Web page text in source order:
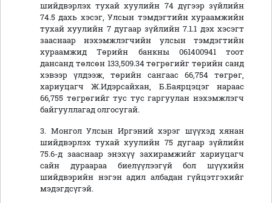
шийдвэрлэх тухай хуулийн 74 дүгээр зүйлийн
74.5 дахь хэсэг, Улсын тэмдэгтийн хураамжийн
тухай хуулийн 7 дугаар зүйлийн 7.1.1 дэх хэсэгт
зааснаар нэхэмжлэгчийн улсын тэмдэгтийн
хураамжид Төрийн банкны 061400941 тоот
дансанд төлсөн 133,509.34 төгрөгийг төрийн санд
хэвээр үлдээж, төрийн сангаас 66,754 төгрөг,
хариуцагч Ж.Идэрсайхан, Б.Баярцэцэг нараас
66,755 төгрөгийг тус тус гаргуулан нэхэмжлэгч
байгууллагад олгосугай.
3. Монгол Улсын Иргэний хэрэг шүүхэд хянан
шийдвэрлэх тухай хуулийн 75 дугаар зүйлийн
75.6-д зааснаар энэхүү захирамжийг хариуцагч
сайн дураараа биелүүлээгүй бол шүүхийн
шийдвэрийн нэгэн адил албадан гүйцэтгэхийг
мэдэгдсүгэй.